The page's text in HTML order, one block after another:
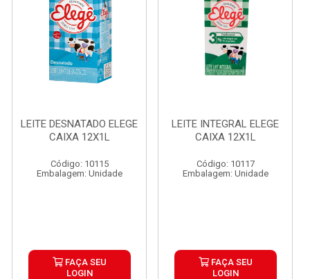
LEITE DESNATADO ELEGE
CAIXA 12X1L
Código: 10115
Embalagem: Unidade
FAÇA SEU
LOGIN
LEITE INTEGRAL ELEGE
CAIXA 12X1L
Código: 10117
Embalagem: Unidade
FAÇA SEU
LOGIN